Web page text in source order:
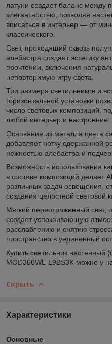
латуни создает баланс между
элегантностью, позволяя
вписаться в интерьер — от
классического.
Свет, проходящий сквозь
алебастра создает эстетику
прочтении, включения
неповторимую игру света.
Три размера светильников и
горизонтальной установки
число световых композиций,
любой интерьер и настроение.
Основание из металла цвета
добавляет нотку сдержанной
нежностью алебастра и
Возможность использования
в составе композиций
различных задач освещения,
создания целостной световой
Мягкий переотраженный свет,
создает успокаивающую
расслаблению и снятию
пространство в уединенный
Купить светильник настенный
MOD366WL-L9BS3K можно у
Скрыть
Характеристики
Основные